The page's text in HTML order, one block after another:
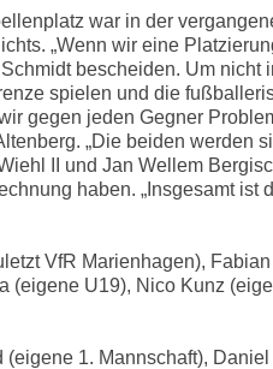
war in der
„Wenn wir eine
bescheiden. Um nicht
spielen und die
gegen jeden Gegner
„Die beiden werden
II und Jan Wellem
haben. „Insgesamt ist
VfR Marienhagen),
(eigene U19), Nico Kunz
(eigene 1. Mannschaft),